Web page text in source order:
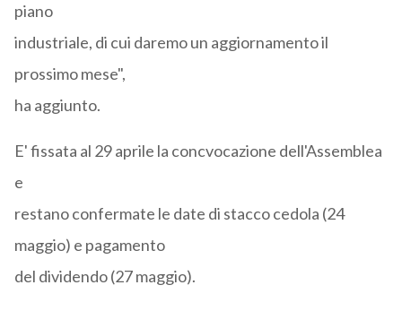
piano
industriale, di cui daremo un aggiornamento il
prossimo mese",
ha aggiunto.
E' fissata al 29 aprile la concvocazione dell'Assemblea
e
restano confermate le date di stacco cedola (24
maggio) e pagamento
del dividendo (27 maggio).